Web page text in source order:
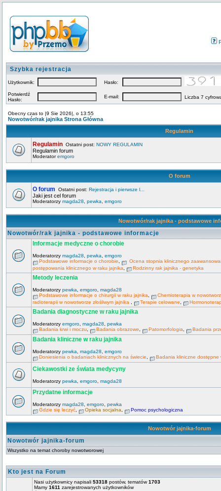
Szybka rejestracja
Użytkownik: Hasło:
Potwierdź
Hasło:
E-mail: Liczba 7
Obecny czas to |9 Sie 2026|, o 13:55
Nowotwór/rak jajnika Strona Główna
Regulamin
Regulamin Ostatni post: NOWY REGULAMIN
Regulamin forum
Moderatoremgoro
O forum
O forum Ostatni post: Rejestracja i pierwsze l...
Jaki jest cel forum
Moderatorzy magda28 pewka emgoro
Nowotwór/rak jajnika - podstawowe
Nowotwór/rak jajnika - podstawowe informacje
Informacje medyczne o chorobie
Moderatorzy magda28 pewka
emgoro
Podstawowe informacje o chorobie
Ocena stopnia klinicznego
postępowania klinicznego w raku jajnika
Rodzinny rak jajnika - genetyka
Metody leczenia
Moderatorzy pewka emgoro magda28
Podstawowe informacje o chirurgii w raku jajnika
Chemioterapia w
radioterapii w nowotworze złośliwym jajnika
Terapie celowane
Badania diagnostyczne w raku jajnika
Moderatorzy emgoro magda28
pewka
Badania krwi i moczu
Badania obrazowe Patomorfologia Badania
Badania kliniczne w raku jajnika
Moderatorzy pewka magda28
emgoro
Doniesienia o badaniach klinicznych na świecie
Badania kliniczne dostępne
Ciekawostki ze świata medycyny
Moderatorzy pewka emgoro magda28
Przydatne informacje
Moderatorzy magda28 emgoro pewka
Gdzie się leczyć
Opieka socjalna Pomoc psychologiczna
Nowotwór jajnika-forum
Nowotwór jajnika-forum
Wszystko na temat choroby nowotworowej
Kto jest na Forum
Nasi użytkownicy napisali 53318 postów, tematów1703
Mamy 1611 zarejestrowanych użytkowników